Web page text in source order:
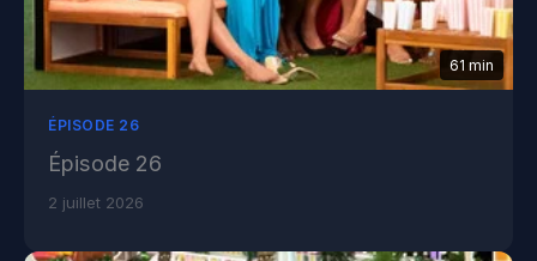
61 min
ÉPISODE 26
Épisode 26
2 juillet 2026